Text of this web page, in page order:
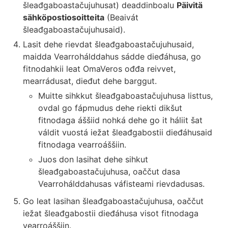
šleađgaboastačujuhusat) deaddinboalu Päivitä
sähköpostiosoitteita (Beaivát
šleađgaboastačujuhusaid).
Lasit dehe rievdat šleađgaboastačujuhusaid,
maidda Vearrohálddahus sádde dieđáhusa, go
fitnodahkii leat OmaVeros ođđa reivvet,
mearrádusat, dieđut dehe barggut.
Muitte sihkkut šleađgaboastačujuhusa listtus,
ovdal go fápmudus dehe riekti dikšut
fitnodaga áššiid nohká dehe go it háliit šat
váldit vuostá iežat šleađgabostii dieđáhusaid
fitnodaga vearroáššiin.
Juos don lasihat dehe sihkut
šleađgaboastačujuhusa, oaččut dasa
Vearrohálddahusas váfisteami rievdadusas.
Go leat lasihan šleađgaboastačujuhusa, oaččut
iežat šleađgabostii dieđáhusa visot fitnodaga
vearroáššiin.